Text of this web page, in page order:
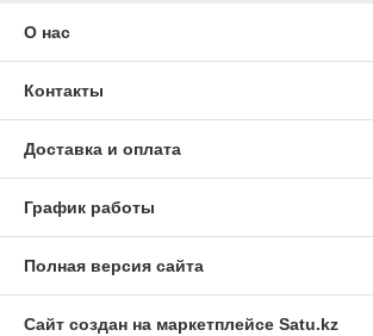
О нас
Контакты
Доставка и оплата
График работы
Полная версия сайта
Сайт создан на маркетплейсе Satu.kz